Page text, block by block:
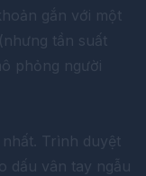
gắn với một
tần suất
phỏng người
Trình duyệt
dấu vân tay ngẫu